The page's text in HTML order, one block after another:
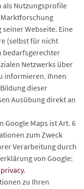
als Nutzungsprofile
Webseite. Eine
(selbst für nicht
bedarfsgerechter
Netzwerks über
informieren. Ihnen
dieser
Ausübung direkt an
Google Maps ist Art. 6
zum Zweck
Verarbeitung durch
von Google:
.
zu Ihren